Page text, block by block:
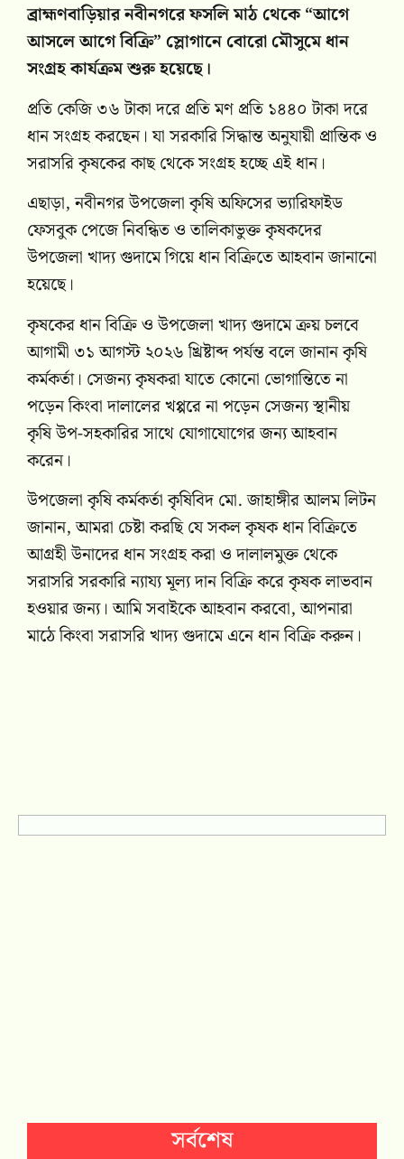
ব্রাহ্মণবাড়িয়ার নবীনগরে ফসলি মাঠ থেকে “আগে
আসলে আগে বিক্রি” স্লোগানে বোরো মৌসুমে ধান
সংগ্রহ কার্যক্রম শুরু হয়েছে।
প্রতি কেজি ৩৬ টাকা দরে প্রতি মণ প্রতি ১৪৪০ টাকা দরে
ধান সংগ্রহ করছেন। যা সরকারি সিদ্ধান্ত অনুযায়ী প্রান্তিক ও
সরাসরি কৃষকের কাছ থেকে সংগ্রহ হচ্ছে এই ধান।
এছাড়া, নবীনগর উপজেলা কৃষি অফিসের ভ্যারিফাইড
ফেসবুক পেজে নিবন্ধিত ও তালিকাভুক্ত কৃষকদের
উপজেলা খাদ্য গুদামে গিয়ে ধান বিক্রিতে আহবান জানানো
হয়েছে।
কৃষকের ধান বিক্রি ও উপজেলা খাদ্য গুদামে ক্রয় চলবে
আগামী ৩১ আগস্ট ২০২৬ খ্রিষ্টাব্দ পর্যন্ত বলে জানান কৃষি
কর্মকর্তা। সেজন্য কৃষকরা যাতে কোনো ভোগান্তিতে না
পড়েন কিংবা দালালের খপ্পরে না পড়েন সেজন্য স্থানীয়
কৃষি উপ-সহকারির সাথে যোগাযোগের জন্য আহবান
করেন।
উপজেলা কৃষি কর্মকর্তা কৃষিবিদ মো. জাহাঙ্গীর আলম লিটন
জানান, আমরা চেষ্টা করছি যে সকল কৃষক ধান বিক্রিতে
আগ্রহী উনাদের ধান সংগ্রহ করা ও দালালমুক্ত থেকে
সরাসরি সরকারি ন্যায্য মূল্য দান বিক্রি করে কৃষক লাভবান
হওয়ার জন্য। আমি সবাইকে আহবান করবো, আপনারা
মাঠে কিংবা সরাসরি খাদ্য গুদামে এনে ধান বিক্রি করুন।
সর্বশেষ